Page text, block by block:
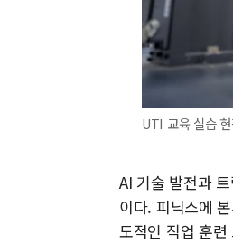
UTI 교육 실습
AI 기술 발전과
이다. 피닉스에
도적인 직업 훈